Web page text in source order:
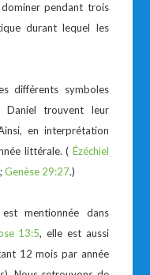
pendant trois
durant lequel les
différents symboles
Daniel trouvent leur
en interprétation
littérale. ( Ézéchiel
;Genèse 29:27.)
mentionnée dans
13:5, elle est aussi
12 mois par année